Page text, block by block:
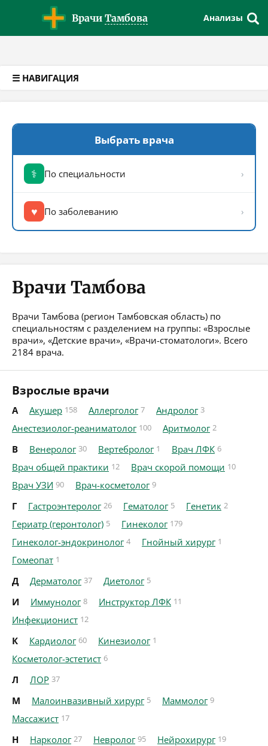
Врачи Тамбова Анализы
☰ НАВИГАЦИЯ
Выбрать врача
⚕ По специальности ›
♥ По заболеванию ›
Врачи Тамбова
Врачи Тамбова (регион Тамбовская область) по
специальностям с разделением на группы: «Взрослые
врачи», «Детские врачи», «Врачи-стоматологи». Всего
2184 врача.
Взрослые врачи
А Акушер 158 Аллерголог 7 Андролог 3
Анестезиолог-реаниматолог 100 Аритмолог 2
В Венеролог 30 Вертебролог 1 Врач ЛФК 6
Врач общей практики 12 Врач скорой помощи 10
Врач УЗИ 90 Врач-косметолог 9
Г Гастроэнтеролог 26 Гематолог 5 Генетик 2
Гериатр (геронтолог) 5 Гинеколог 179
Гинеколог-эндокринолог 4 Гнойный хирург 1
Гомеопат 1
Д Дерматолог 37 Диетолог 5
И Иммунолог 8 Инструктор ЛФК 11
Инфекционист 12
К Кардиолог 60 Кинезиолог 1
Косметолог-эстетист 6
Л ЛОР 37
М Малоинвазивный хирург 5 Маммолог 9
Массажист 17
Н Нарколог 27 Невролог 95 Нейрохирург 19